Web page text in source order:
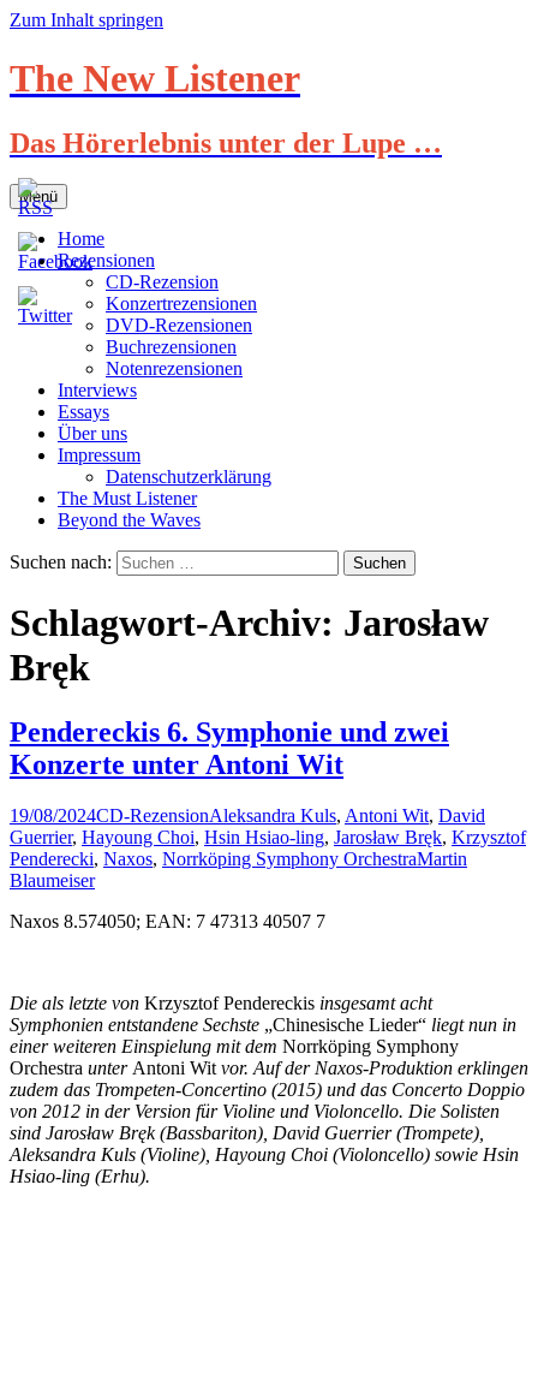
Zum Inhalt springen
The New Listener
Das Hörerlebnis unter der Lupe …
Menü
Home
Rezensionen
CD-Rezension
Konzertrezensionen
DVD-Rezensionen
Buchrezensionen
Notenrezensionen
Interviews
Essays
Über uns
Impressum
Datenschutzerklärung
The Must Listener
Beyond the Waves
Suchen nach:
Schlagwort-Archiv: Jarosław
Bręk
Pendereckis 6. Symphonie und zwei
Konzerte unter Antoni Wit
19/08/2024CD-RezensionAleksandra Kuls, Antoni Wit, David
Guerrier, Hayoung Choi, Hsin Hsiao-ling, Jarosław Bręk, Krzysztof
Penderecki, Naxos, Norrköping Symphony OrchestraMartin
Blaumeiser
Naxos 8.574050; EAN: 7 47313 40507 7
Die als letzte von Krzysztof Pendereckis insgesamt acht
Symphonien entstandene Sechste „Chinesische Lieder“ liegt nun in
einer weiteren Einspielung mit dem Norrköping Symphony
Orchestra unter Antoni Wit vor. Auf der Naxos-Produktion erklingen
zudem das Trompeten-Concertino (2015) und das Concerto Doppio
von 2012 in der Version für Violine und Violoncello. Die Solisten
sind Jarosław Bręk (Bassbariton), David Guerrier (Trompete),
Aleksandra Kuls (Violine), Hayoung Choi (Violoncello) sowie Hsin
Hsiao-ling (Erhu).